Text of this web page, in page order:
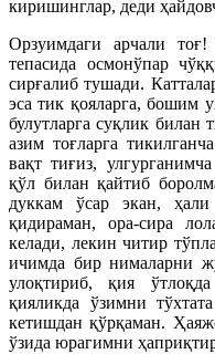
киришинглар, деди
Орзуимдаги арчали
тепасида осмонўпар
сирғалиб тушади.
эса тик қояларга, бошим
булутларга суқлик билан
азим тоғларга
вақт тиғиз,
қўл билан қайтиб
дуккам ўсар экан,
қидираман, ора-сира
келади, лекин читир
ичимда бир нималарни
улоқтириб, қия
қияликда ўзимни
кетишдан қўрқаман.
ўзида юрагимни